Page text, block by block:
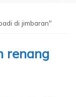
di jimbaran"
renang